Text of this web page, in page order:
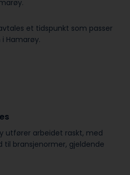
et tidspunkt som passer
Hamarøy.
utfører arbeidet raskt, med
til bransje­normer, gjeldende